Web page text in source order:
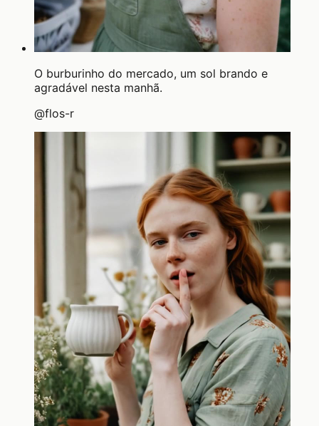
O burburinho do mercado, um sol brando e
agradável nesta manhã.
@flos-r